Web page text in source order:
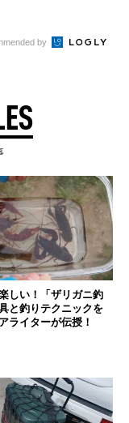
by
しい！「ザリガニ釣
と釣りテクニックを
ライターが伝授！